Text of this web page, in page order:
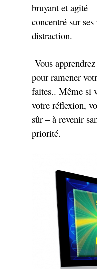
bruyant et agité
concentré sur
distraction.
Vous
pour ramener
faites.. Même si
votre réflexion,
sûr – à revenir
priorité.